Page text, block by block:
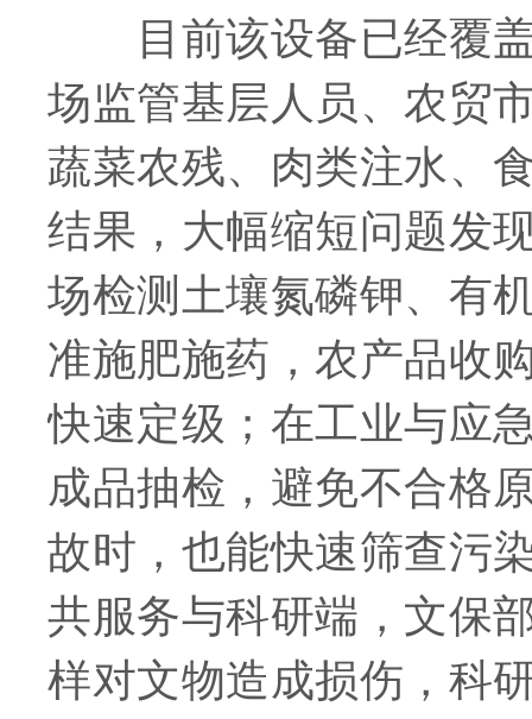
目前该设备已经覆盖
场监管基层人员、农贸
蔬菜农残、肉类注水、
结果，大幅缩短问题发
场检测土壤氮磷钾、有
准施肥施药，农产品收
快速定级；在工业与应
成品抽检，避免不合格
故时，也能快速筛查污
共服务与科研端，文保
样对文物造成损伤，科